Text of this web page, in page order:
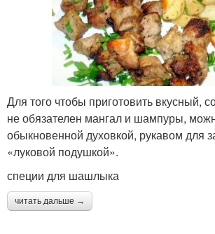
Для того чтобы приготовить вкусный,
не обязателен мангал и шампуры,
обыкновенной духовкой, рукавом для
«луковой подушкой».
специи для шашлыка
читать дальше →